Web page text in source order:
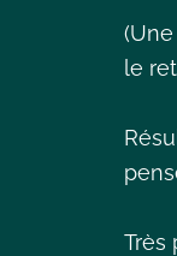
le
Très